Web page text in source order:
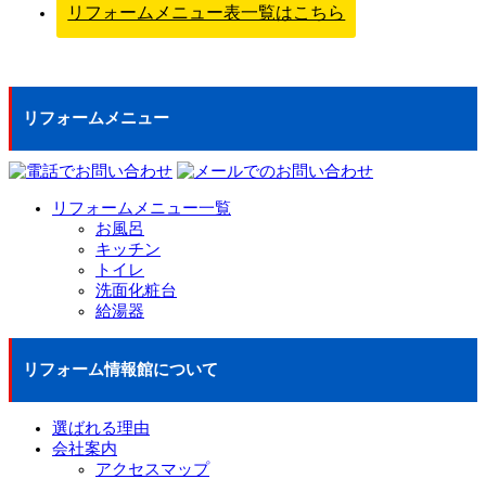
リフォームメニュー表一覧はこちら
リフォームメニュー
リフォームメニュー一覧
お風呂
キッチン
トイレ
洗面化粧台
給湯器
リフォーム情報館について
選ばれる理由
会社案内
アクセスマップ